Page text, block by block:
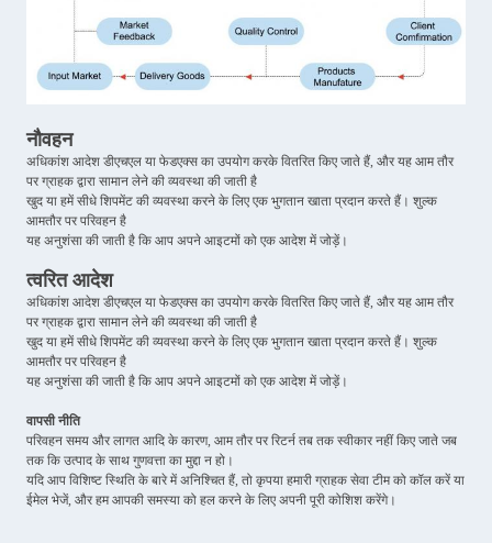
नौवहन
अधिकांश आदेश डीएचएल या फेडएक्स का उपयोग करके वितरित किए जाते हैं, और यह आम तौर
पर ग्राहक द्वारा सामान लेने की व्यवस्था की जाती है
खुद या हमें सीधे शिपमेंट की व्यवस्था करने के लिए एक भुगतान खाता प्रदान करते हैं। शुल्क
आमतौर पर परिवहन है
यह अनुशंसा की जाती है कि आप अपने आइटमों को एक आदेश में जोड़ें।
त्वरित आदेश
अधिकांश आदेश डीएचएल या फेडएक्स का उपयोग करके वितरित किए जाते हैं, और यह आम तौर
पर ग्राहक द्वारा सामान लेने की व्यवस्था की जाती है
खुद या हमें सीधे शिपमेंट की व्यवस्था करने के लिए एक भुगतान खाता प्रदान करते हैं। शुल्क
आमतौर पर परिवहन है
यह अनुशंसा की जाती है कि आप अपने आइटमों को एक आदेश में जोड़ें।
वापसी नीति
परिवहन समय और लागत आदि के कारण, आम तौर पर रिटर्न तब तक स्वीकार नहीं किए जाते जब
तक कि उत्पाद के साथ गुणवत्ता का मुद्दा न हो।
यदि आप विशिष्ट स्थिति के बारे में अनिश्चित हैं, तो कृपया हमारी ग्राहक सेवा टीम को कॉल करें या
ईमेल भेजें, और हम आपकी समस्या को हल करने के लिए अपनी पूरी कोशिश करेंगे।